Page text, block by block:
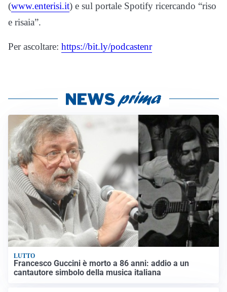
(www.enterisi.it) e sul portale Spotify ricercando “riso
e risaia”.
Per ascoltare: https://bit.ly/podcastenr
LUTTO
Francesco Guccini è morto a 86 anni: addio a un
cantautore simbolo della musica italiana